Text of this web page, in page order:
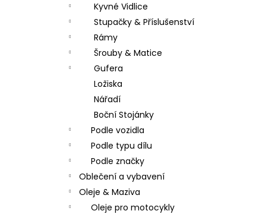
Kyvné Vidlice
Stupačky & Příslušenství
Rámy
Šrouby & Matice
Gufera
Ložiska
Nářadí
Boční Stojánky
Podle vozidla
Podle typu dílu
Podle značky
Oblečení a vybavení
Oleje & Maziva
Oleje pro motocykly